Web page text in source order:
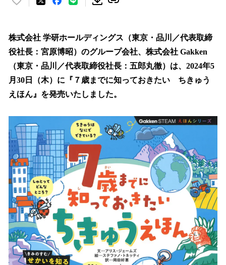
い
！
数
を
読
み
込
み
で
す
株式会社 学研ホールディングス（東京・品川／代表取締
役社長：宮原博昭）のグループ会社、株式会社 Gakken
（東京・品川／代表取締役社長：五郎丸徹）は、2024年5
月30日（木）に『７歳までに知っておきたい ちきゅう
えほん』を発売いたしました。